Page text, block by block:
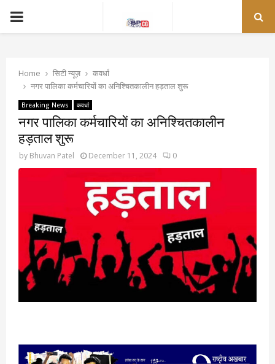
PRIMARY
Home सिटी न्यूज़
कवर्धा
नगर पालिका कर्मचारियों का अनिश्चितकालीन हड़ताल शुरू
Breaking News कवर्धा
नगर पालिका कर्मचारियों का अनिश्चितकालीन
हड़ताल शुरू
by Bhuvan Patel December 11, 2024 0